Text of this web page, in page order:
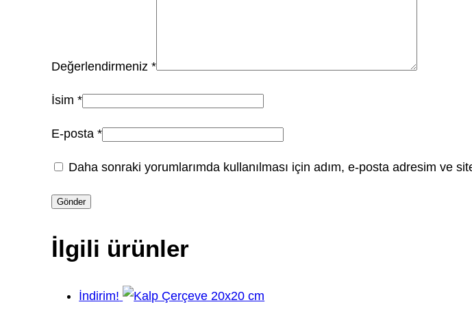
Değerlendirmeniz*
İsim*
E-posta*
Daha sonraki yorumlarımda kullanılması için adım, e-posta adresim ve
İlgili ürünler
İndirim!